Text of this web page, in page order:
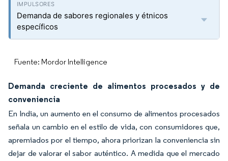
Demanda de sabores regionales y étnicos
específicos
Fuente: Mordor Intelligence
Demanda creciente de alimentos procesados y de
conveniencia
En India, un aumento en el consumo de alimentos procesados
señala un cambio en el estilo de vida, con consumidores que,
apremiados por el tiempo, ahora priorizan la conveniencia sin
dejar de valorar el sabor auténtico. A medida que el mercado